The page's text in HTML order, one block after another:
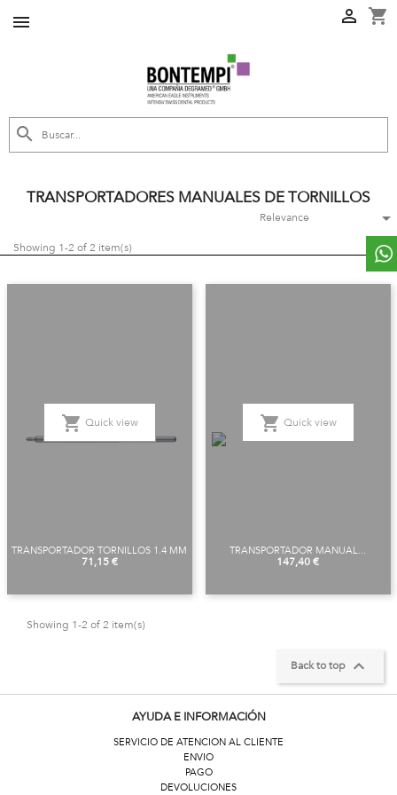
 shopping_cart


TRANSPORTADORES MANUALES DE TORNILLOS
Relevance 
Showing 1-2 of 2 item(s)
TRANSPORTADOR TORNILLOS 1.4 MM
Price
71,15 €
shopping_cart Quick view
TRANSPORTADOR MANUAL...
Price
147,40 €
shopping_cart Quick view
Showing 1-2 of 2 item(s)
Back to top 
AYUDA E INFORMACIÓN
SERVICIO DE ATENCION AL CLIENTE
ENVIO
PAGO
DEVOLUCIONES